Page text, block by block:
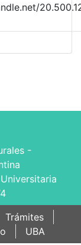
-
Trámites
UBA